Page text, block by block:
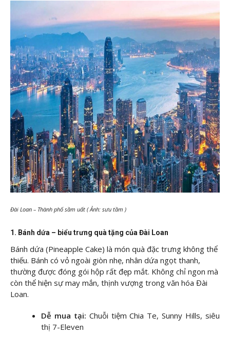
Đài Loan – Thành phố sầm uất ( Ảnh: sưu tầm )
1. Bánh dứa – biểu trưng quà tặng của Đài Loan
Bánh dứa (Pineapple Cake) là món quà đặc trưng không thể
thiếu. Bánh có vỏ ngoài giòn nhẹ, nhân dứa ngọt thanh,
thường được đóng gói hộp rất đẹp mắt. Không chỉ ngon mà
còn thể hiện sự may mắn, thịnh vượng trong văn hóa Đài
Loan.
Dễ mua tại: Chuỗi tiệm Chia Te, Sunny Hills, siêu
thị 7-Eleven